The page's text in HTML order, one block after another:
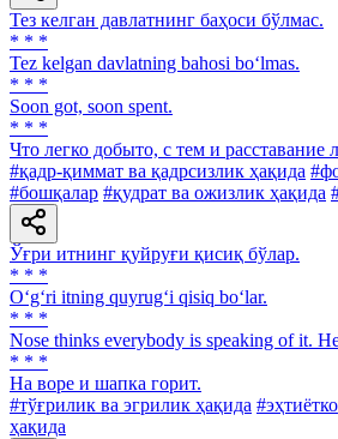
Тез келган давлатнинг баҳоси бўлмас.
* * *
Tez kelgan davlatning bahosi bo‘lmas.
* * *
Soon got, soon spent.
* * *
Что легко добыто, с тем и расставание
#қадр-қиммат ва қадрсизлик ҳақида
#бошқалар #қудрат ва ожизлик ҳақида
Ўғри итнинг қуйруғи қисиқ бўлар.
* * *
O‘g‘ri itning quyrug‘i qisiq bo‘lar.
* * *
Nose thinks everybody is speaking of it.
* * *
На воре и шапка горит.
#тўғрилик ва эгрилик ҳақида
ҳақида